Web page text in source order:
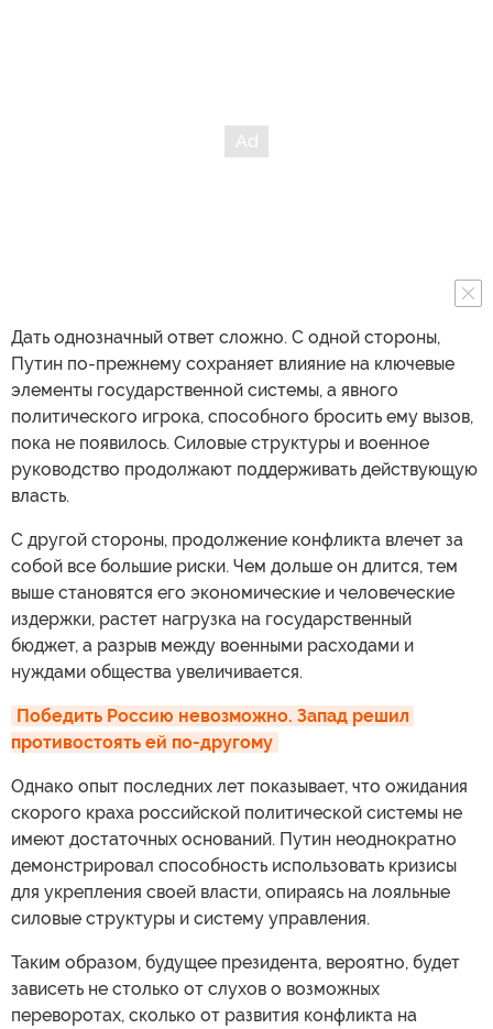
Дать однозначный ответ сложно. С одной стороны,
Путин по-прежнему сохраняет влияние на ключевые
элементы государственной системы, а явного
политического игрока, способного бросить ему вызов,
пока не появилось. Силовые структуры и военное
руководство продолжают поддерживать действующую
власть.
С другой стороны, продолжение конфликта влечет за
собой все большие риски. Чем дольше он длится, тем
выше становятся его экономические и человеческие
издержки, растет нагрузка на государственный
бюджет, а разрыв между военными расходами и
нуждами общества увеличивается.
Победить Россию невозможно. Запад решил
противостоять ей по-другому
Однако опыт последних лет показывает, что ожидания
скорого краха российской политической системы не
имеют достаточных оснований. Путин неоднократно
демонстрировал способность использовать кризисы
для укрепления своей власти, опираясь на лояльные
силовые структуры и систему управления.
Таким образом, будущее президента, вероятно, будет
зависеть не столько от слухов о возможных
переворотах, сколько от развития конфликта на